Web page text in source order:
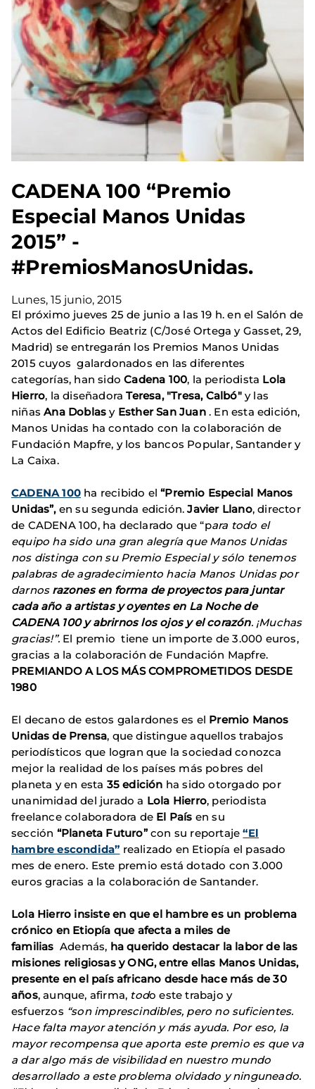
CADENA 100 “Premio
Especial Manos Unidas
2015” -
#PremiosManosUnidas.
Lunes, 15 junio, 2015
El próximo jueves 25 de junio a las 19 h. en el Salón de
Actos del Edificio Beatriz (C/José Ortega y Gasset, 29,
Madrid) se entregarán los Premios Manos Unidas
2015 cuyos galardonados en las diferentes
categorías, han sido Cadena 100, la periodista Lola
Hierro, la diseñadoraTeresa, "Tresa, Calbó"y las
niñasAna Doblas y Esther San Juan. En esta edición,
Manos Unidas ha contado con la colaboración de
Fundación Mapfre, y los bancos Popular, Santander y
La Caixa.
CADENA 100 ha recibido el“Premio Especial Manos
Unidas”, en su segunda edición.Javier Llano, director
de CADENA 100, ha declarado que “para todo el
equipo ha sido una gran alegría que Manos Unidas
nos distinga con su Premio Especial y sólo tenemos
palabras de agradecimiento hacia Manos Unidas por
darnos razones en forma de proyectos para juntar
cada año a artistas y oyentes en La Noche de
CADENA 100 y abrirnos los ojos y el corazón. ¡Muchas
gracias!”. El premio tiene un importe de 3.000 euros,
gracias a la colaboración de Fundación Mapfre.
PREMIANDO A LOS MÁS COMPROMETIDOS DESDE
1980
El decano de estos galardones es el Premio Manos
Unidas de Prensa, que distingue aquellos trabajos
periodísticos que logran que la sociedad conozca
mejor la realidad de los países más pobres del
planeta y en esta 35 edición ha sido otorgado por
unanimidad del jurado a Lola Hierro, periodista
freelance colaboradora de El País en su
sección “Planeta Futuro”con su reportaje“El
hambre escondida” realizado en Etiopía el pasado
mes de enero. Este premio está dotado con 3.000
euros gracias a la colaboración de Santander.
Lola Hierro insiste en que el hambre es un problema
crónico en Etiopía que afecta a miles de
familias Además, ha querido destacar la labor de las
misiones religiosas y ONG, entre ellas Manos Unidas,
presente en el país africano desde hace más de 30
años, aunque, afirma, todo este trabajo y
esfuerzos “son imprescindibles, pero no suficientes.
Hace falta mayor atención y más ayuda. Por eso, la
mayor recompensa que aporta este premio es que va
a dar algo más de visibilidad en nuestro mundo
desarrollado a este problema olvidado y ninguneado.